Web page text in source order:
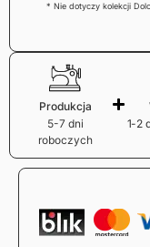
* Nie dotyczy kolekcji
Produkcja
5-7 dni
roboczych
1-2